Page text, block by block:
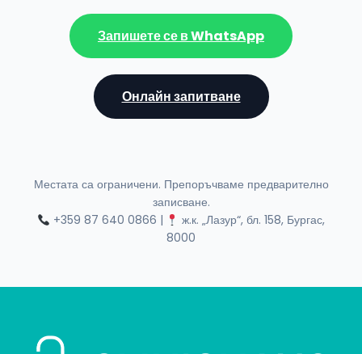
Запишете се в WhatsApp
Онлайн запитване
Местата са ограничени. Препоръчваме предварително
записване.
+359 87 640 0866 |
ж.к. „Лазур“, бл. 158, Бургас,
8000